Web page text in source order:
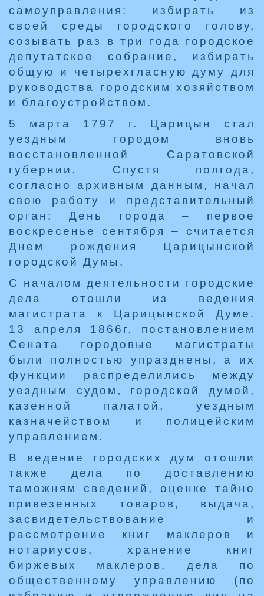
самоуправления: избирать из
своей среды городского голову,
созывать раз в три года городское
депутатское собрание, избирать
общую и четырехгласную думу для
руководства городским хозяйством
и благоустройством.
5 марта 1797 г. Царицын стал
уездным городом вновь
восстановленной Саратовской
губернии. Спустя полгода,
согласно архивным данным, начал
свою работу и представительный
орган: День города – первое
воскресенье сентября – считается
Днем рождения Царицынской
городской Думы.
С началом деятельности городские
дела отошли из ведения
магистрата к Царицынской Думе.
13 апреля 1866г. постановлением
Сената городовые магистраты
были полностью упразднены, а их
функции распределились между
уездным судом, городской думой,
казенной палатой, уездным
казначейством и полицейским
управлением.
В ведение городских дум отошли
также дела по доставлению
таможням сведений, оценке тайно
привезенных товаров, выдача,
засвидетельствование и
рассмотрение книг маклеров и
нотариусов, хранение книг
биржевых маклеров, дела по
общественному управлению (по